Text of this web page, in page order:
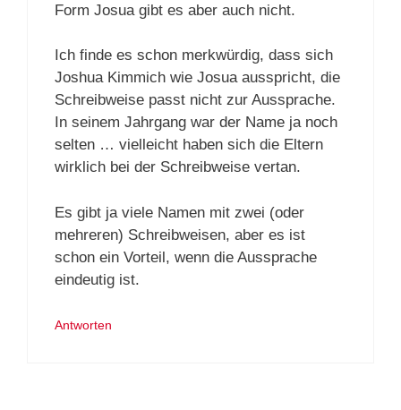
Form Josua gibt es aber auch nicht.
Ich finde es schon merkwürdig, dass sich
Joshua Kimmich wie Josua ausspricht, die
Schreibweise passt nicht zur Aussprache.
In seinem Jahrgang war der Name ja noch
selten … vielleicht haben sich die Eltern
wirklich bei der Schreibweise vertan.
Es gibt ja viele Namen mit zwei (oder
mehreren) Schreibweisen, aber es ist
schon ein Vorteil, wenn die Aussprache
eindeutig ist.
Antworten